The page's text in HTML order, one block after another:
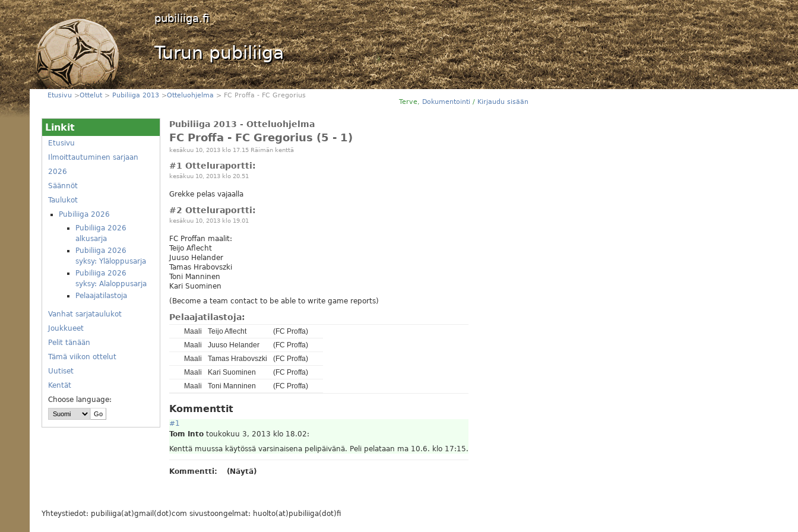
pubiliiga.fi
Turun pubiliiga
Terve, Dokumentointi / Kirjaudu sisään
Etusivu >Ottelut > Pubiliiga 2013 >Otteluohjelma > FC Proffa - FC Gregorius
Linkit
Etusivu
Ilmoittautuminen sarjaan
2026
Säännöt
Taulukot
Pubiliiga 2026
Pubiliiga 2026
alkusarja
Pubiliiga 2026
syksy: Yläloppusarja
Pubiliiga 2026
syksy: Alaloppusarja
Pelaajatilastoja
Vanhat sarjataulukot
Joukkueet
Pelit tänään
Tämä viikon ottelut
Uutiset
Kentät
Choose language:
Pubiliiga 2013 - Otteluohjelma
FC Proffa - FC Gregorius (5 - 1)
kesäkuu 10, 2013 klo 17.15 Räimän kenttä
#1 Otteluraportti:
kesäkuu 10, 2013 klo 20.51
Grekke pelas vajaalla
#2 Otteluraportti:
kesäkuu 10, 2013 klo 19.01
FC Proffan maalit:
Teijo Aflecht
Juuso Helander
Tamas Hrabovszki
Toni Manninen
Kari Suominen
(Become a team contact to be able to write game reports)
Pelaajatilastoja:
Maali Teijo Aflecht
(FC Proffa)
Maali
Juuso Helander
(FC Proffa)
Maali
Tamas Hrabovszki
(FC Proffa)
Maali
Kari Suominen
(FC Proffa)
Maali
Toni Manninen (FC Proffa)
Kommenttit
#1
Tom Into toukokuu 3, 2013 klo 18.02:
Kenttä muussa käytössä varsinaisena pelipäivänä. Peli pelataan ma 10.6. klo 17:15.
Kommentti: (Näytä)
Yhteystiedot: pubiliiga(at)gmail(dot)com sivustoongelmat: huolto(at)pubiliiga(dot)fi